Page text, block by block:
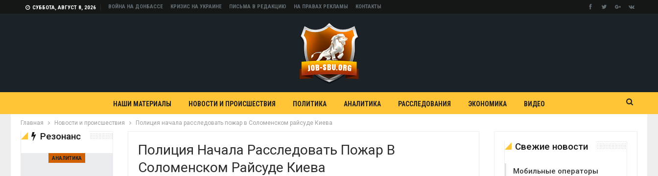
СУББОТА, АВГУСТ 8, 2026 ВОЙНА НА ДОНБАССЕ КРИЗИС НА УКРАИНЕ ПИСЬМА В РЕДАКЦИЮ НА ПРАВАХ РЕКЛАМЫ КОНТАКТЫ
НАШИ МАТЕРИАЛЫ НОВОСТИ И ПРОИСШЕСТВИЯ ПОЛИТИКА АНАЛИТИКА РАССЛЕДОВАНИЯ ЭКОНОМИКА ВИДЕО
Главная Новости и происшествия Полиция начала расследовать пожар в Соломенском райсуде Киева
Полиция Начала Расследовать Пожар В
Соломенском Райсуде Киева
Свежие новости
Мобильные операторы
Резонанс
АНАЛИТИКА